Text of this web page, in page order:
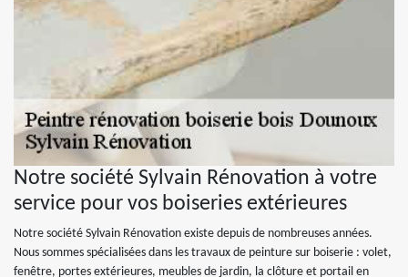
Notre société Sylvain Rénovation à votre
service pour vos boiseries extérieures
Notre société Sylvain Rénovation existe depuis de nombreuses années.
Nous sommes spécialisées dans les travaux de peinture sur boiserie : volet,
fenêtre, portes extérieures, meubles de jardin, la clôture et portail en